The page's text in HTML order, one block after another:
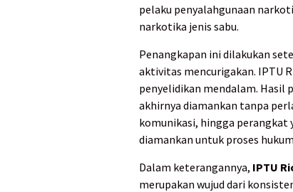
pelaku penyalahgunaan
narkotika jenis sabu.
Penangkapan ini dilakukan
aktivitas mencurigakan. IPTU
penyelidikan mendalam. Hasil
akhirnya diamankan tanpa
komunikasi, hingga perangkat
diamankan untuk proses
Dalam keterangannya, IPTU
merupakan wujud dari